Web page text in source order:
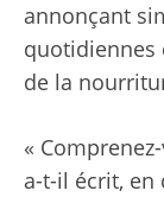
annonçant
quotidiennes
de la
«
a-t-il écrit, en